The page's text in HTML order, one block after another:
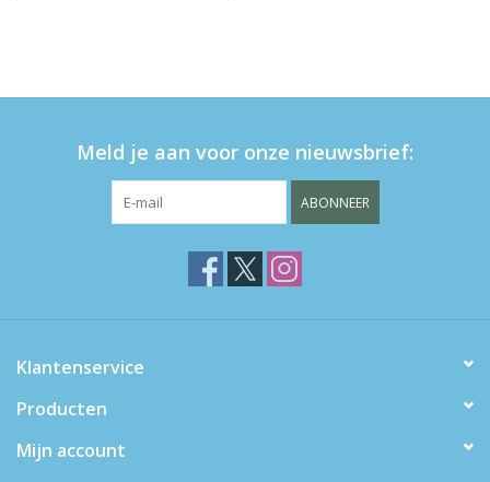
Meld je aan voor onze nieuwsbrief:
ABONNEER
Klantenservice
Producten
Mijn account